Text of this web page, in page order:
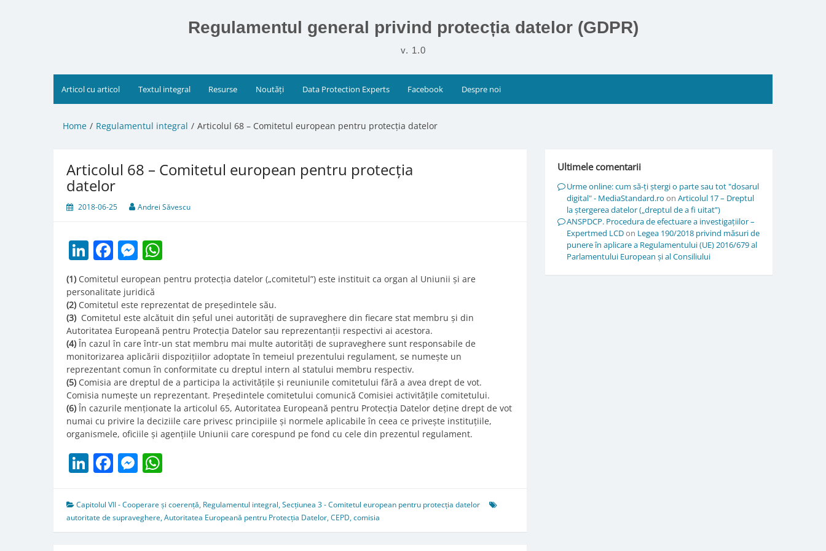
Regulamentul general privind protecția datelor (GDPR)
v. 1.0
Articol cu articol Textul integral Resurse Noutăți Data Protection Experts Facebook Despre noi
Home Regulamentul integral Articolul 68 – Comitetul european pentru protecția datelor
Articolul 68 – Comitetul european pentru protecția
datelor
2018-06-25 Andrei Săvescu
LinkedIn
Facebook
Messenger
(1) Comitetul european pentru protecția datelor („comitetul”) este instituit ca organ al Uniunii și are
personalitate juridică
(2) Comitetul este reprezentat de președintele său.
(3) Comitetul este alcătuit din șeful unei autorități de supraveghere din fiecare stat membru și din
Autoritatea Europeană pentru Protecția Datelor sau reprezentanții respectivi ai acestora.
(4) În cazul în care într-un stat membru mai multe autorități de supraveghere sunt responsabile de
monitorizarea aplicării dispozițiilor adoptate în temeiul prezentului regulament, se numește un
reprezentant comun în conformitate cu dreptul intern al statului membru respectiv.
(5) Comisia are dreptul de a participa la activitățile și reuniunile comitetului fără a avea drept de vot.
Comisia numește un reprezentant. Președintele comitetului comunică Comisiei activitățile comitetului.
(6) În cazurile menționate la articolul 65, Autoritatea Europeană pentru Protecția Datelor deține drept de vot
numai cu privire la deciziile care privesc principiile și normele aplicabile în ceea ce privește instituțiile,
organismele, oficiile și agențiile Uniunii care corespund pe fond cu cele din prezentul regulament.
LinkedIn
Facebook
Messenger
Capitolul VII - Cooperare și coerență, Regulamentul integral,Secțiunea 3 - Comitetul european pentru protecția datelor
autoritate de supraveghere,Autoritatea Europeană pentru Protecția Datelor,CEPD,comisia
Ultimele comentarii
Urme online: cum să-ți ștergi o parte sau tot "dosarul
digital" - MediaStandard.ro on Articolul 17 – Dreptul
la ștergerea datelor („dreptul de a fi uitat”)
ANSPDCP. Procedura de efectuare a investigațiilor –
Expertmed LCDon Legea 190/2018 privind măsuri de
punere în aplicare a Regulamentului (UE) 2016/679 al
Parlamentului European și al Consiliului